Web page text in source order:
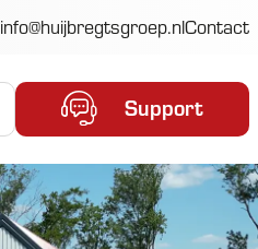
info@huijbregtsgroep.nlContact
Support